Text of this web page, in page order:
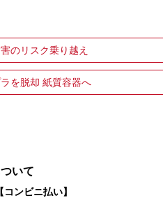
のリスク乗り越え
を脱却 紙質容器へ
いて
コンビニ払い】